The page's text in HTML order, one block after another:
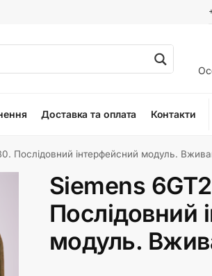
Доставка та оплата Контакти
Послідовний інтерфейсний модуль.
Siemens
Послідовний
модуль.